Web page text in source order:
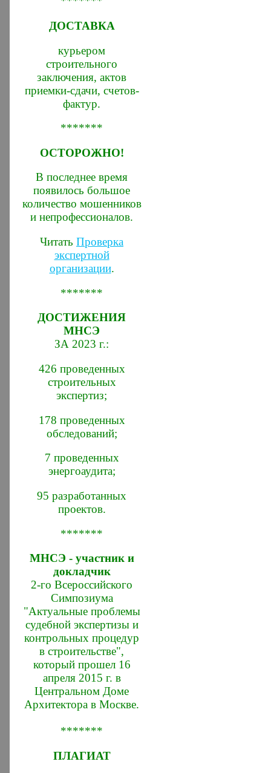
ДОСТАВКА
курьером
строительного
заключения, актов
приемки-сдачи, счетов-
фактур.
*******
ОСТОРОЖНО!
В последнее время
появилось большое
количество мошенников
и непрофессионалов.
Читать Проверка
экспертной
организации.
*******
ДОСТИЖЕНИЯ
МНСЭ
ЗА 2023 г.:
426 проведенных
строительных
экспертиз;
178 проведенных
обследований;
7 проведенных
энергоаудита;
95 разработанных
проектов.
*******
МНСЭ - участник и
докладчик
2-го Всероссийского
Симпозиума
"Актуальные проблемы
судебной экспертизы и
контрольных процедур
в строительстве",
который прошел 16
апреля 2015 г. в
Центральном Доме
Архитектора в Москве.
*******
ПЛАГИАТ